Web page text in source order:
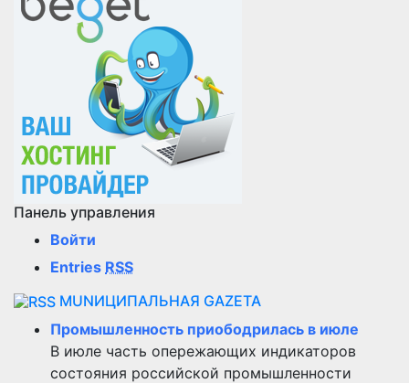
Панель управления
Войти
Entries RSS
MUNИЦИПАЛЬНАЯ GAZЕТА
Промышленность приободрилась в июле
В июле часть опережающих индикаторов
состояния российской промышленности